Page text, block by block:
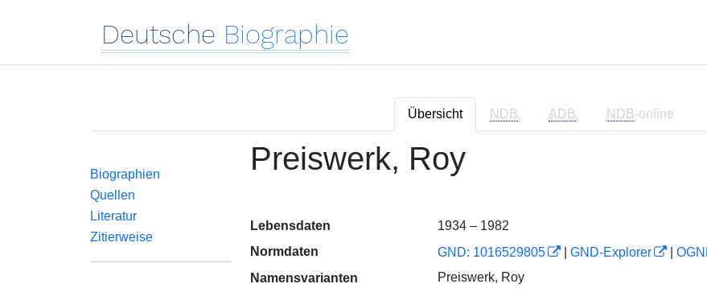
Deutsche Biographie
Übersicht NDB ADB NDB-online
Biographien
Quellen
Literatur
Zitierweise
Preiswerk, Roy
Lebensdaten
1934 – 1982
Normdaten
GND: 1016529805 GND-Explorer
Namensvarianten
Preiswerk, Roy